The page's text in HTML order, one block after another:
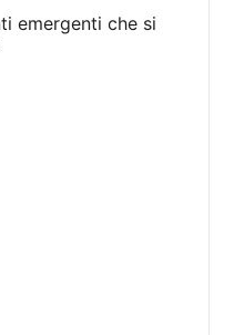
emergenti che si